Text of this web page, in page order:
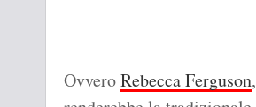
OvveroRebecca Ferguson